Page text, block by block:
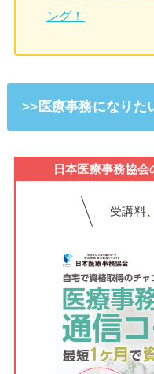
ング！
>>医療事務になりた
日本医療事務協会
受講料